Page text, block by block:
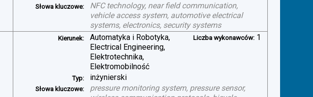
Słowa kluczowe:
NFC technology, near field communication,
vehicle access system, automotive electrical
systems, electronics, security systems
Kierunek:
Automatyka i Robotyka,
Electrical Engineering,
Elektrotechnika,
Elektromobilność
Liczba wykonawców: 1
Typ: inżynierski
Słowa kluczowe:
pressure monitoring system, pressure sensor,